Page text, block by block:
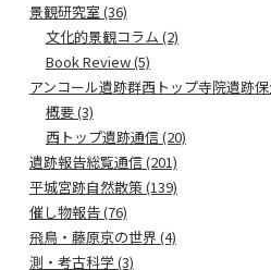
景観研究室 (36)
文化的景観コラム (2)
Book Review (5)
アンコール遺跡群西トップ寺院遺跡
概要 (3)
西トップ遺跡通信 (20)
遺跡報告総覧通信 (201)
平城宮跡自然散策 (139)
催し物報告 (76)
飛鳥・藤原京の世界 (4)
測・考古科学 (3)